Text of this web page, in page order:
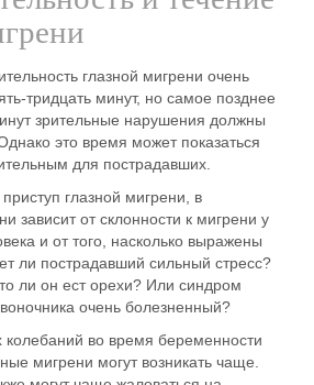
глазной мигрени очень
тридцать минут, но самое позднее
зрительные нарушения должны
это время может показаться
для пострадавших.
приступ глазной мигрени, в
зависит от склонности к мигрени у
и от того, насколько выражены
ли пострадавший сильный стресс?
ли он ест орехи? Или синдром
очень болезненный?
колебаний во время беременности
мигрени могут возникать чаще.